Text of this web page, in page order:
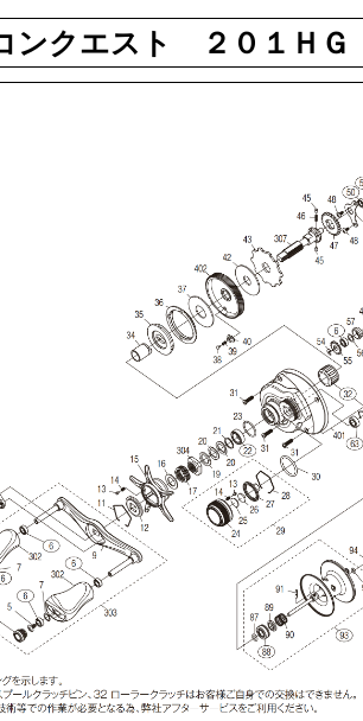
ンクエスト ２０１ＨＧ